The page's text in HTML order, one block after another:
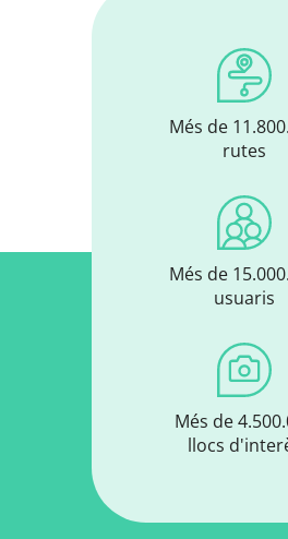
Més de
rutes
Més de
usuaris
Més de
llocs